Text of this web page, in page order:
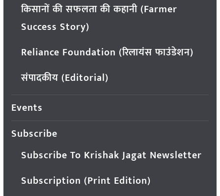
किसानों की सफलता की कहानी (Farmer
Success Story)
Reliance Foundation (रिलायंस फाउंडेशन)
संपादकीय (Editorial)
Events
Subscribe
Subscribe To Krishak Jagat Newsletter
Subscription (Print Edition)